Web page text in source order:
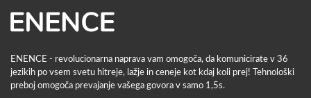
ENENCE - revolucionarna naprava vam omogoča, da komunicirate v 36
jezikih po vsem svetu hitreje, lažje in ceneje kot kdaj koli prej! Tehnološki
preboj omogoča prevajanje vašega govora v samo 1,5s.